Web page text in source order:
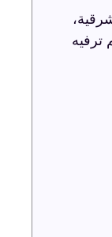
تنظيم ترفيه